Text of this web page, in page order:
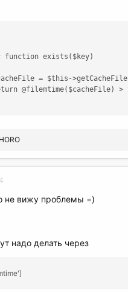
function exists($key)
= $this-
@filemtime($cacheFile) >
HORO
не вижу проблемы =)
надо делать через